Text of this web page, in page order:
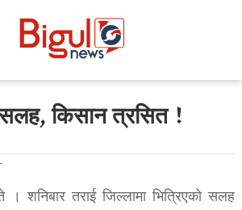
किसान त्रसित !
शनिबार तराई जिल्लामा भित्रिएको सलह